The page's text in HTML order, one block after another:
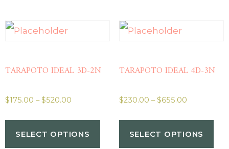
TARAPOTO IDEAL 3D-2N
$175.00 –$520.00
SELECT OPTIONS
TARAPOTO IDEAL 4D-3N
$230.00 –$655.00
SELECT OPTIONS